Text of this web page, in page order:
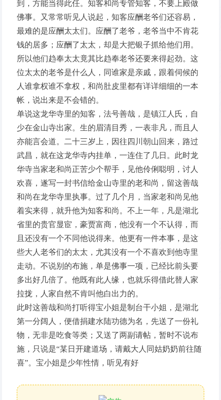
到，方能当得此任。知客和尚专管知客，不要上殿做
佛事。又常常听见人说起，知客应酬老爷们还容易，
最难的是应酬太太们。应酬了老爷，老爷当中不肯花
钱的居多；应酬了太太，却是大把银子抓给他们用。
所以他们趋奉太太竟其比趋奉老爷还要来得起劲。这
位太太的老爷是什么人，同谁家是亲戚，跟着伺候的
人谁拿权谁不拿权，和尚肚皮里都有详详细细的一本
帐，说出来是不会错的。
单说这龙华寺里的知客，法号善哉，是镇江人氏，自
少在金山寺出家。生的眉清目秀，一表非凡，而且人
亦能言会道。二十三岁上，因往四川朝山回来，路过
武昌，就在这龙华寺内挂单，一连住了几日。此时龙
华寺当家老和尚正苦少个帮手，见他伶俐聪明，讨人
欢喜，遂写一封书信给金山寺里的老和尚，留这善哉
和尚在龙华寺里执事。过了几个月，当家老和尚见他
着实来得，就升他为知客和尚。不上一年，凡是湖北
省里的贵官显宦，豪贾富商，他没有一个不认得，而
且还没有一个不同他说得来。他更有一件本事，是这
些大人老爷们的太太，尤其没有一个不喜欢到他寺里
走动。不说别的布施，单是佛事一项，已经比前头要
多出好几倍了。他既有此人缘，也就乐得借此替人家
拉拢，人家自然不肯叫他白出力的。
此时这善哉和尚打听得宝小姐是制台干小姐，是湖北
第一分阔人，便借捐建水陆功德为名，先送了一份礼
物，无非是吃食等类；又送了两副请帖，暂时不说布
施，只说是“某日开建道场，请戴大人同姑奶奶前往随
喜”。宝小姐是少年性情，听见有好